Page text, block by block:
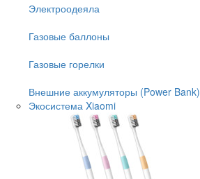
Электроодеяла
Газовые баллоны
Газовые горелки
Внешние аккумуляторы (Power Bank)
Экосистема Xiaomi